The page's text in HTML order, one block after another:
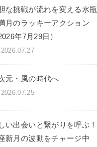
な挑戦が流れを変える水瓶
月のラッキーアクション
年7月29日）
2026.07.27
元・風の時代へ
2026.07.25
い出会いと繋がりを呼ぶ！
新月の波動をチャージ中